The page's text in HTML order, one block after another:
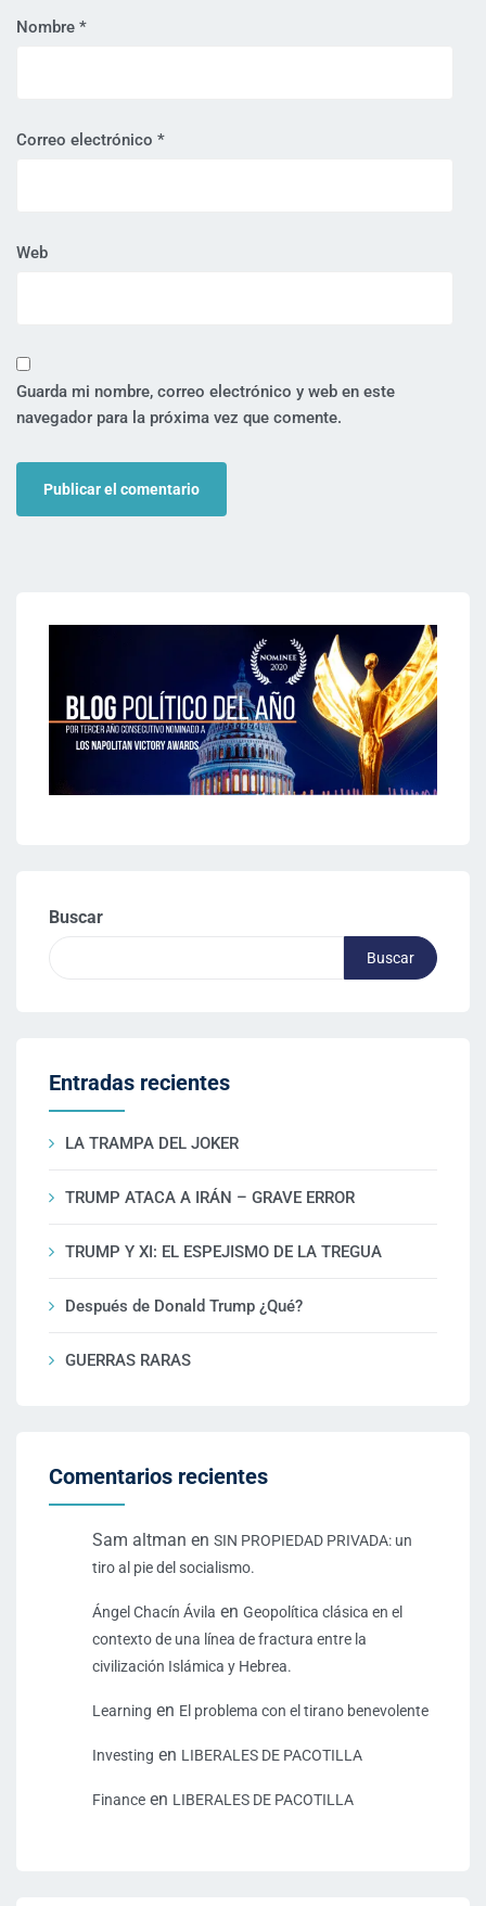
Nombre *
Correo electrónico *
Web
Guarda mi nombre, correo electrónico y web en este
navegador para la próxima vez que comente.
Buscar
Buscar
Entradas recientes
LA TRAMPA DEL JOKER
TRUMP ATACA A IRÁN – GRAVE ERROR
TRUMP Y XI: EL ESPEJISMO DE LA TREGUA
Después de Donald Trump ¿Qué?
GUERRAS RARAS
Comentarios recientes
Sam altman en SIN PROPIEDAD PRIVADA: un
tiro al pie del socialismo.
Ángel Chacín Ávila en Geopolítica clásica en el
contexto de una línea de fractura entre la
civilización Islámica y Hebrea.
Learning en El problema con el tirano benevolente
Investing en LIBERALES DE PACOTILLA
Finance en LIBERALES DE PACOTILLA